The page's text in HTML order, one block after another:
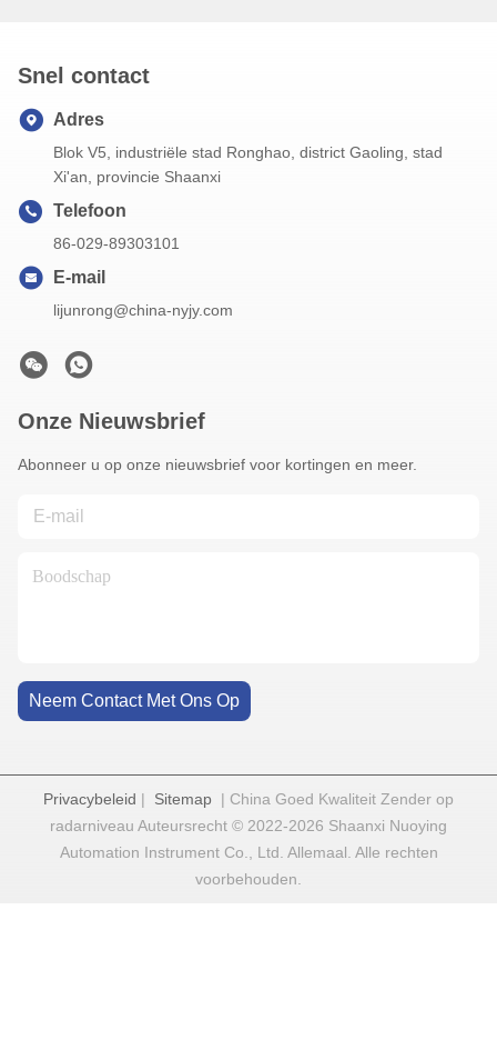
Snel contact
Adres
Blok V5, industriële stad Ronghao, district Gaoling, stad
Xi'an, provincie Shaanxi
Telefoon
86-029-89303101
E-mail
lijunrong@china-nyjy.com
Onze Nieuwsbrief
Abonneer u op onze nieuwsbrief voor kortingen en meer.
Neem Contact Met Ons Op
Privacybeleid | Sitemap | China Goed Kwaliteit Zender op
radarniveau Auteursrecht © 2022-2026 Shaanxi Nuoying
Automation Instrument Co., Ltd. Allemaal. Alle rechten
voorbehouden.